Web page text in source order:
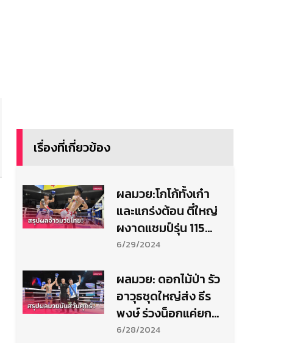
เรื่องที่เกี่ยวข้อง
ผลมวย:โกโก้ทั้งเก๋า
และแกร่งต้อน ตี๋ใหญ่
ผงาดแชมป์รุ่น 115
ปอนด์
6/29/2024
ผลมวย: ดอกไม้ป่า รัว
อาวุธชุดใหญ่ส่ง ธีร
พงษ์ ร่วงน็อกแค่ยก
แรก
6/28/2024